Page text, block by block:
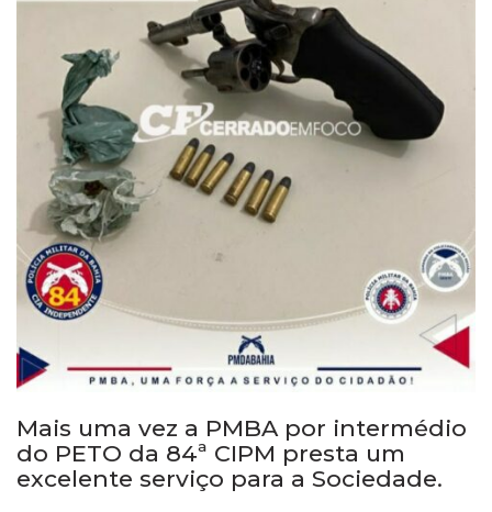
Mais uma vez a PMBA por intermédio
do PETO da 84ª CIPM presta um
excelente serviço para a Sociedade.